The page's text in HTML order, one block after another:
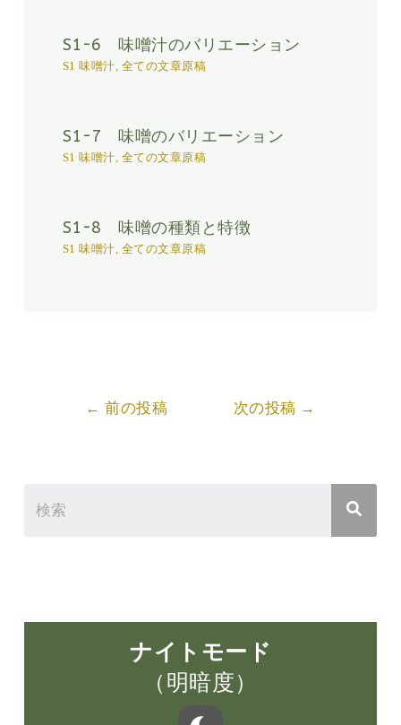
S1-6 味噌汁のバリエーション
S1 味噌汁, 全ての文章原稿
S1-7 味噌のバリエーション
S1 味噌汁, 全ての文章原稿
S1-8 味噌の種類と特徴
S1 味噌汁, 全ての文章原稿
← 前の投稿 次の投稿 →
ナイトモード
（明暗度）